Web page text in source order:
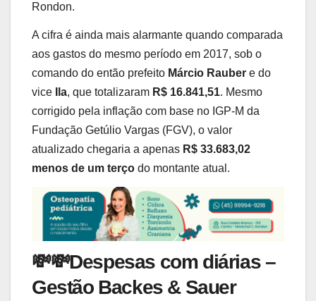
Rondon.
A cifra é ainda mais alarmante quando comparada
aos gastos do mesmo período em 2017, sob o
comando do então prefeito Márcio Rauber e do
vice
Ila, que totalizaram R$ 16.841,51. Mesmo
corrigido pela inflação com base no IGP-M da
Fundação Getúlio Vargas (FGV), o valor
atualizado chegaria a apenas R$ 33.683,02
menos de um terço do montante atual.
💸💸Despesas com diárias –
Gestão Backes & Sauer